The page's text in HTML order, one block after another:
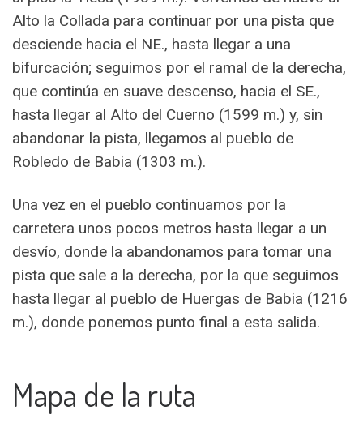
Alto la Collada para continuar por una pista que
desciende hacia el NE., hasta llegar a una
bifurcación; seguimos por el ramal de la derecha,
que continúa en suave descenso, hacia el SE.,
hasta llegar al Alto del Cuerno (1599 m.) y, sin
abandonar la pista, llegamos al pueblo de
Robledo de Babia (1303 m.).
Una vez en el pueblo continuamos por la
carretera unos pocos metros hasta llegar a un
desvío, donde la abandonamos para tomar una
pista que sale a la derecha, por la que seguimos
hasta llegar al pueblo de Huergas de Babia (1216
m.), donde ponemos punto final a esta salida.
Mapa de la ruta